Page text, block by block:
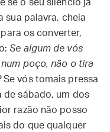
se o seu silêncio já
sua palavra, cheia
os converter,
Se algum de vós
poço, não o tira
Se vós tomais pressa
de sábado, um dos
razão não posso
do que qualquer